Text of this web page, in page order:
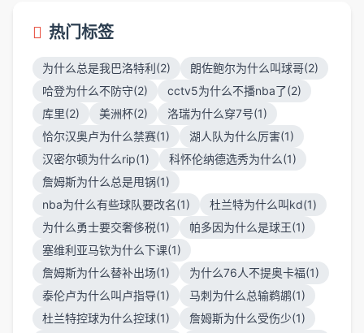
热门标签
为什么总是我巴洛特利(2)
朗佐鲍尔为什么叫球哥(2)
哈登为什么不防守(2)
cctv5为什么不播nba了(2)
库里(2)
美洲杯(2)
洛瑞为什么穿7号(1)
恰尔汉奥卢为什么禁赛(1)
湖人队为什么厉害(1)
汉密尔顿为什么rip(1)
科怀伦纳德选秀为什么(1)
詹姆斯为什么总是甩锅(1)
nba为什么有些球队要改名(1)
杜兰特为什么叫kd(1)
为什么勇士要交奢侈税(1)
帕多因为什么是球王(1)
塞维利亚马钦为什么下课(1)
詹姆斯为什么替补出场(1)
为什么76人不提奥卡福(1)
泰伦卢为什么叫卢指导(1)
马刺为什么总输鹈鹕(1)
杜兰特控球为什么控球(1)
詹姆斯为什么受伤少(1)